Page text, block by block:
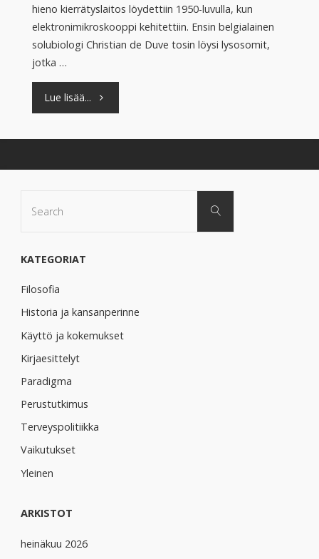
hieno kierrätyslaitos löydettiin 1950-luvulla, kun
elektronimikroskooppi kehitettiin. Ensin belgialainen
solubiologi Christian de Duve tosin löysi lysosomit,
jotka …
Lue lisää... "Autofagia
Search
KATEGORIAT
Filosofia
Historia ja kansanperinne
Käyttö ja kokemukset
Kirjaesittelyt
Paradigma
Perustutkimus
Terveyspolitiikka
Vaikutukset
Yleinen
ARKISTOT
heinäkuu 2026